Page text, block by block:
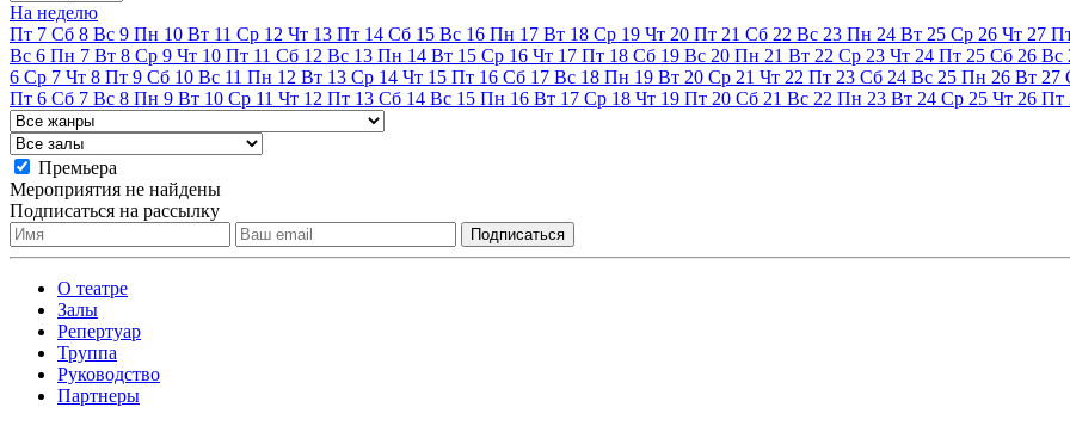
На неделю
Пт 7 Сб 8 Вс 9 Пн 10 Вт 11 Ср 12 Чт 13 Пт 14 Сб 15 Вс 16 Пн 17 Вт 18 Ср 19 Чт 20 Пт 21 Сб 22 Вс 23 Пн 24 Вт 25 Ср 26 Чт 27
Вс 6 Пн 7 Вт 8 Ср 9 Чт 10 Пт 11 Сб 12 Вс 13 Пн 14 Вт 15 Ср 16 Чт 17 Пт 18 Сб 19 Вс 20 Пн 21 Вт 22 Ср 23 Чт 24 Пт 25 Сб 26 Вс
6 Ср 7 Чт 8 Пт 9 Сб 10 Вс 11 Пн 12 Вт 13 Ср 14 Чт 15 Пт 16 Сб 17 Вс 18 Пн 19 Вт 20 Ср 21 Чт 22 Пт 23 Сб 24 Вс 25 Пн 26 Вт 27
Пт 6 Сб 7 Вс 8 Пн 9 Вт 10 Ср 11 Чт 12 Пт 13 Сб 14 Вс 15 Пн 16 Вт 17 Ср 18 Чт 19 Пт 20 Сб 21 Вс 22 Пн 23 Вт 24 Ср 25 Чт 26 Пт
Премьера
Мероприятия не найдены
Подписаться на рассылку
О театре
Залы
Репертуар
Труппа
Руководство
Партнеры